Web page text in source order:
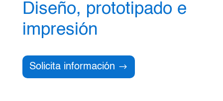
Diseño, prototipado e
impresión
Solicita información